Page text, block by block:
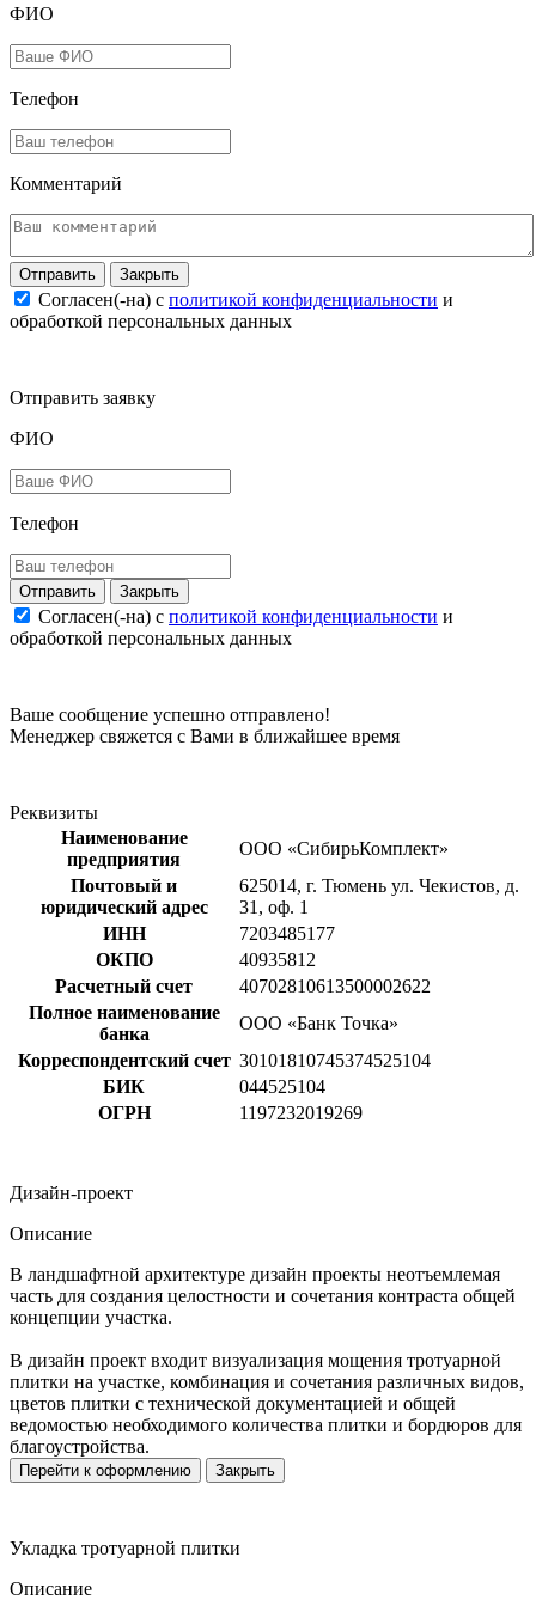
ФИО
Телефон
Комментарий
Закрыть
Согласен(-на) c политикой конфиденциальности и
обработкой персональных данных
Отправить заявку
ФИО
Телефон
Закрыть
Согласен(-на) c политикой конфиденциальности и
обработкой персональных данных
Ваше сообщение успешно отправлено!
Менеджер свяжется с Вами в ближайшее время
Реквизиты
Наименование
предприятия
ООО «СибирьКомплект»
Почтовый и
юридический адрес
625014, г. Тюмень ул. Чекистов, д.
31, оф. 1
ИНН
7203485177
ОКПО
40935812
Расчетный счет
40702810613500002622
Полное наименование
банка
ООО «Банк Точка»
Корреспондентский счет 30101810745374525104
БИК
044525104
ОГРН
1197232019269
Дизайн-проект
Описание
В ландшафтной архитектуре дизайн проекты неотъемлемая
часть для создания целостности и сочетания контраста общей
концепции участка.
В дизайн проект входит визуализация мощения тротуарной
плитки на участке, комбинация и сочетания различных видов,
цветов плитки с технической документацией и общей
ведомостью необходимого количества плитки и бордюров для
благоустройства.
Перейти к оформлению Закрыть
Укладка тротуарной плитки
Описание